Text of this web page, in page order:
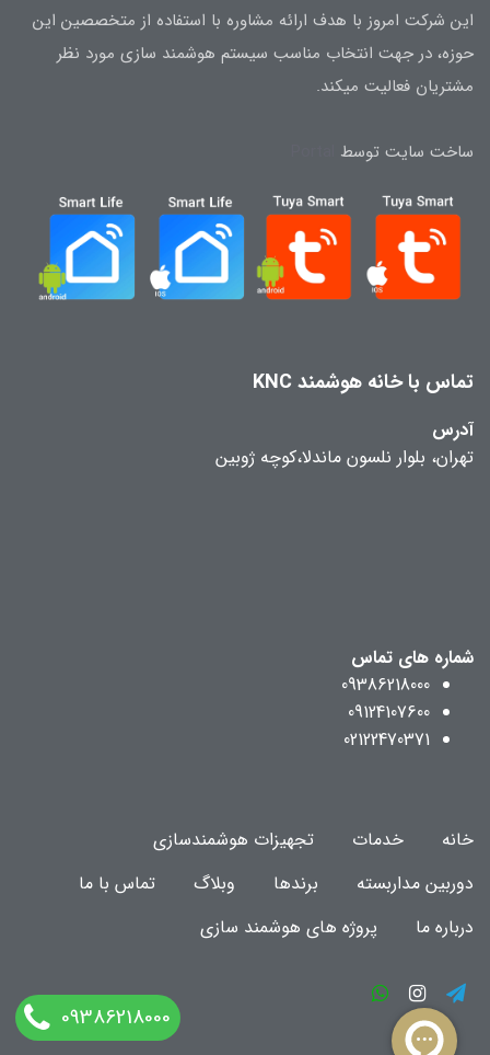
این شرکت امروز با هدف ارائه مشاوره با استفاده از متخصصین این
حوزه، در جهت انتخاب مناسب سیستم هوشمند سازی مورد نظر
مشتریان فعالیت میکند.
ساخت سایت توسط
تماس با خانه هوشمند KNC
آدرس
تهران، بلوار نلسون ماندلا،کوچه ژوبین
شماره های تماس
09386218000
09124107600
02122470371
خانه خدمات
تجهیزات هوشمندسازی
دوربین مداربسته
برندها وبلاگ
تماس با ما
درباره ما
پروژه های هوشمند سازی
09386218000